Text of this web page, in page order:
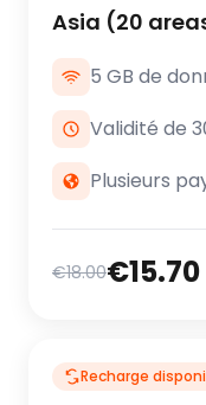
Asia (20
5 GB de
Validité de
Plusieurs
€18.00€15.70
Recharge